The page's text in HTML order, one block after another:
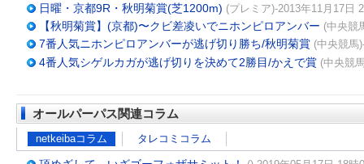
日曜・京都9R・秋明菊賞(芝1200m) (プレミア)-2013年11月17日
【秋明菊賞】(京都)〜クビ差凌いでニホンピロアンバー (中央競
7番人気ニホンピロアンバーが逃げ切り勝ち/秋明菊賞 (中央競馬
4番人気シゲルカガが逃げ切りを決めて2勝目/かえで賞 (中央競
オールパーパス関連コラム
netkeibaコラム タレコミコラム